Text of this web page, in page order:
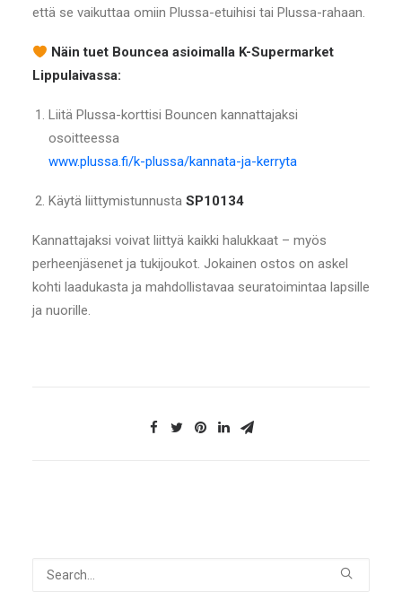
että se vaikuttaa omiin Plussa-etuihisi tai Plussa-rahaan.
Näin tuet Bouncea asioimalla K-Supermarket
Lippulaivassa:
Liitä Plussa-korttisi Bouncen kannattajaksi
osoitteessa
www.plussa.fi/k-plussa/kannata-ja-kerryta
Käytä liittymistunnusta SP10134
Kannattajaksi voivat liittyä kaikki halukkaat – myös
perheenjäsenet ja tukijoukot. Jokainen ostos on askel
kohti laadukasta ja mahdollistavaa seuratoimintaa lapsille
ja nuorille.